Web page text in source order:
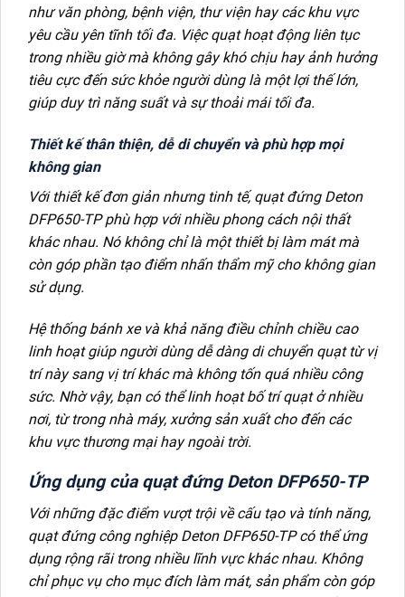
như văn phòng, bệnh viện, thư viện hay các khu vực
yêu cầu yên tĩnh tối đa. Việc quạt hoạt động liên tục
trong nhiều giờ mà không gây khó chịu hay ảnh hưởng
tiêu cực đến sức khỏe người dùng là một lợi thế lớn,
giúp duy trì năng suất và sự thoải mái tối đa.
Thiết kế thân thiện, dễ di chuyển và phù hợp mọi
không gian
Với thiết kế đơn giản nhưng tinh tế, quạt đứng Deton
DFP650-TP phù hợp với nhiều phong cách nội thất
khác nhau. Nó không chỉ là một thiết bị làm mát mà
còn góp phần tạo điểm nhấn thẩm mỹ cho không gian
sử dụng.
Hệ thống bánh xe và khả năng điều chỉnh chiều cao
linh hoạt giúp người dùng dễ dàng di chuyển quạt từ vị
trí này sang vị trí khác mà không tốn quá nhiều công
sức. Nhờ vậy, bạn có thể linh hoạt bố trí quạt ở nhiều
nơi, từ trong nhà máy, xưởng sản xuất cho đến các
khu vực thương mại hay ngoài trời.
Ứng dụng của quạt đứng Deton DFP650-TP
Với những đặc điểm vượt trội về cấu tạo và tính năng,
quạt đứng công nghiệp Deton DFP650-TP có thể ứng
dụng rộng rãi trong nhiều lĩnh vực khác nhau. Không
chỉ phục vụ cho mục đích làm mát, sản phẩm còn góp